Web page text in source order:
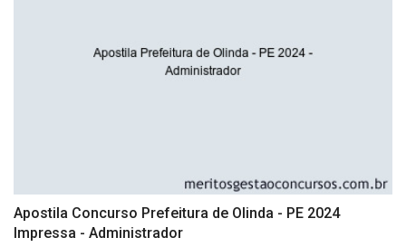
Apostila Concurso Prefeitura de Olinda - PE 2024
Impressa - Administrador